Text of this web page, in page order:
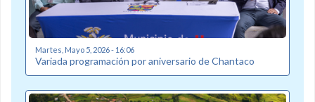
Martes, Mayo 5, 2026 - 16:06
Variada programación por aniversario de Chantaco